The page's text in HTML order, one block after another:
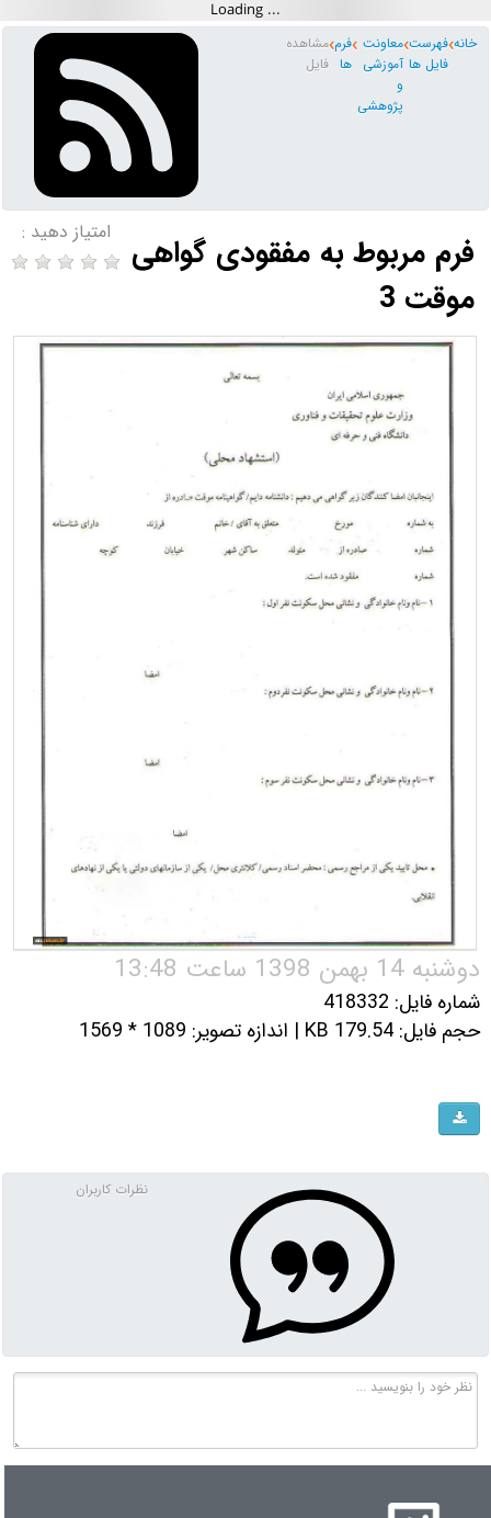
خانه فهرست
فایل ها
معاونت
آموزشی
و
پژوهشی
فرم
ها
مشاهده
فایل
امتیاز دهید :
فرم مربوط به مفقودی گواهی
موقت 3
دوشنبه 14 بهمن 1398 ساعت 13:48
شماره فایل: 418332
حجم فایل: 179.54 KB | اندازه تصویر: 1089 * 1569
نظرات کاربران